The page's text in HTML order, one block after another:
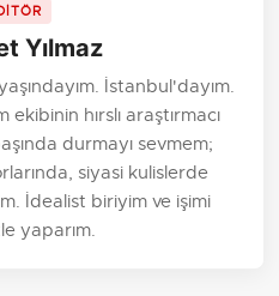
Yılmaz
İstanbul'dayım.
hırslı araştırmacı
durmayı sevmem;
siyasi kulislerde
İdealist biriyim ve işimi
yaparım.